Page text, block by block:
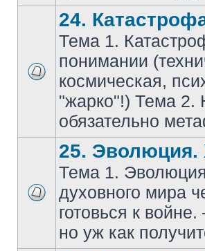
24.
Тема 1.
понимании
космическая,
"жарко"!) Тема 2.
обязательно
25.
Тема 1.
духовного мира
готовься к
но уж как